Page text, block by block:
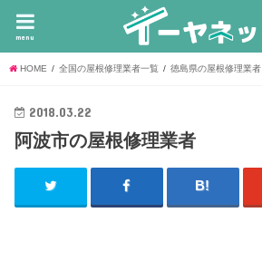
menu
HOME 全国の屋根修理業者一覧 徳島県の屋根修理業者
2018.03.22
阿波市の屋根修理業者